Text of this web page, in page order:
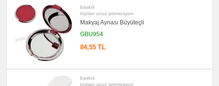
baskılı
toptan ucuz promosyon
Makyaj Aynası Büyüteçli
GBU954
84,55 TL
baskılı
toptan ucuz promosyon
&
Sekreter
Bloknot
promosyon
Masa
Seti
&
Sümen
Takımı